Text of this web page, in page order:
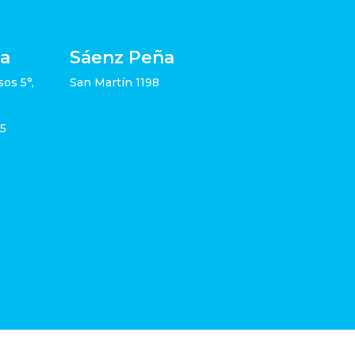
5°,
Sáenz Peña
San Martín 1198